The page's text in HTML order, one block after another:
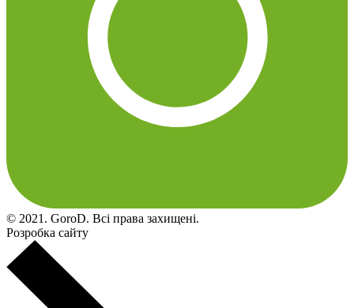
© 2021. GoroD. Всі права захищені.
Розробка сайту